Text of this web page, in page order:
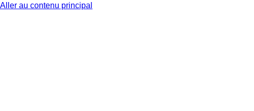
Aller au contenu principal